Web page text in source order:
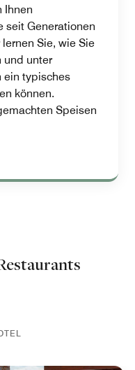
Ihnen
seit Generationen
Sie, wie Sie
und unter
ein typisches
können.
Speisen